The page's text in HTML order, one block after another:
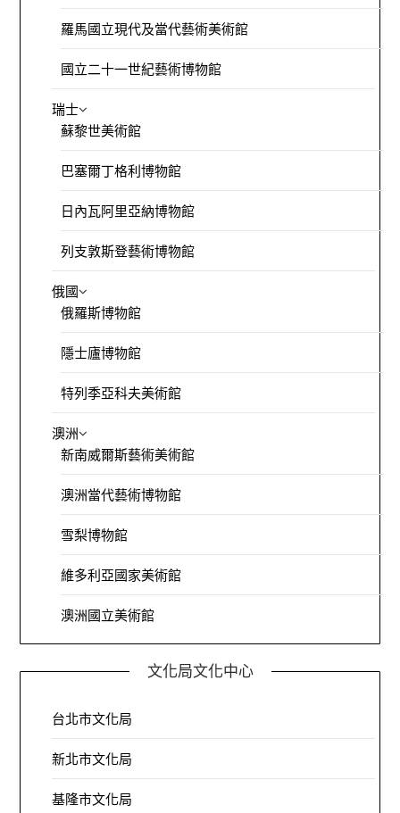
羅馬國立現代及當代藝術美術館
國立二十一世紀藝術博物館
瑞士
蘇黎世美術館
巴塞爾丁格利博物館
日內瓦阿里亞納博物館
列支敦斯登藝術博物館
俄國
俄羅斯博物館
隱士廬博物館
特列季亞科夫美術館
澳洲
新南威爾斯藝術美術館
澳洲當代藝術博物館
雪梨博物館
維多利亞國家美術館
澳洲國立美術館
文化局文化中心
台北市文化局
新北市文化局
基隆市文化局